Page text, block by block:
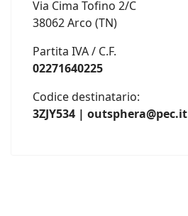
Via Cima Tofino 2/C
38062 Arco (TN)
Partita IVA / C.F.
02271640225
Codice destinatario:
3ZJY534 | outsphera@pec.it